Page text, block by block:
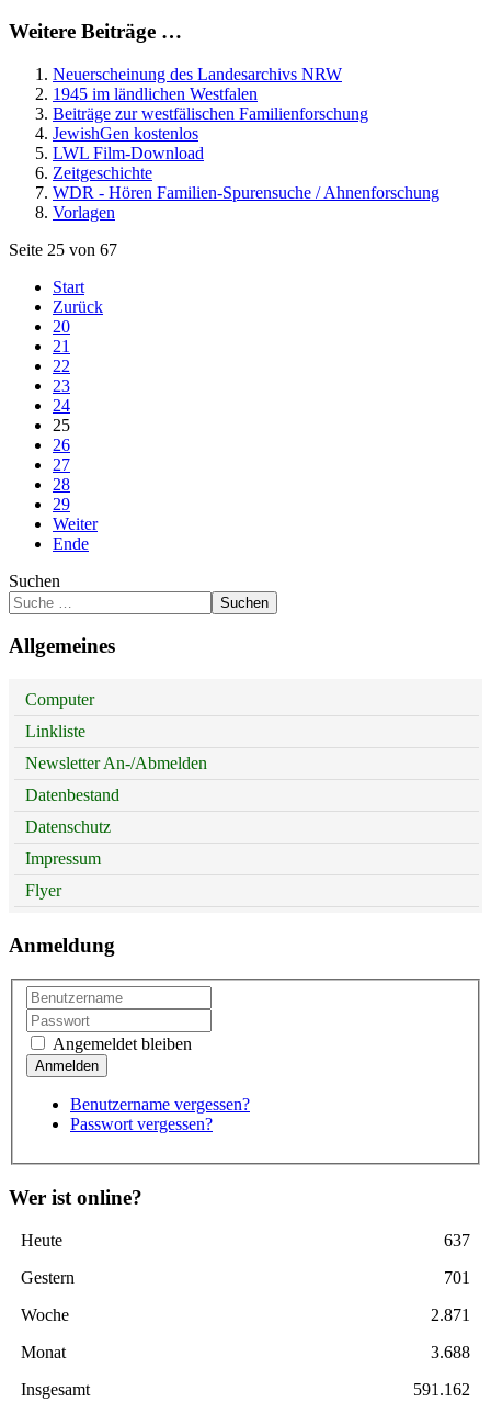
Weitere Beiträge …
Neuerscheinung des Landesarchivs NRW
1945 im ländlichen Westfalen
Beiträge zur westfälischen Familienforschung
JewishGen kostenlos
LWL Film-Download
Zeitgeschichte
WDR - Hören Familien-Spurensuche / Ahnenforschung
Vorlagen
Seite 25 von 67
Start
Zurück
20
21
22
23
24
25
26
27
28
29
Weiter
Ende
Suchen
Suchen
Allgemeines
Computer
Linkliste
Newsletter An-/Abmelden
Datenbestand
Datenschutz
Impressum
Flyer
Anmeldung
Angemeldet bleiben
Benutzername vergessen?
Passwort vergessen?
Wer ist online?
Heute
637
Gestern
701
Woche
2.871
Monat
3.688
Insgesamt
591.162